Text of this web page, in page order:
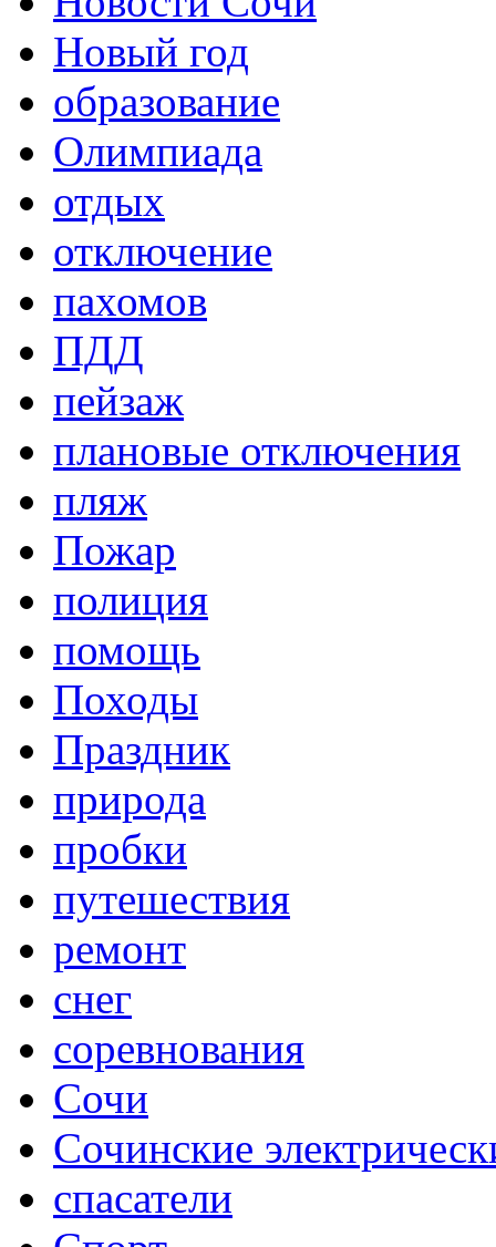
Новый год
образование
Олимпиада
отдых
отключение
пахомов
ПДД
пейзаж
плановые отключения
пляж
Пожар
полиция
помощь
Походы
Праздник
природа
пробки
путешествия
ремонт
снег
соревнования
Сочи
Сочинские
спасатели